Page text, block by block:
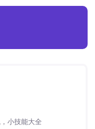
小技能大全